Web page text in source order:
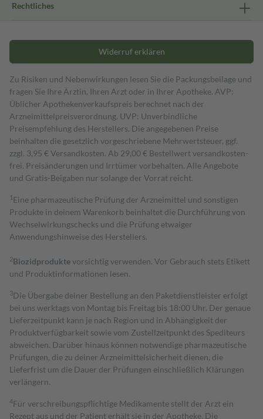
Rechtliches
Widerruf erklären
Zu Risiken und Nebenwirkungen lesen Sie die Packungsbeilage und
fragen Sie Ihre Ärztin, Ihren Arzt oder in Ihrer Apotheke. AVP:
Üblicher Apothekenverkaufspreis berechnet nach der
Arzneimittelpreisverordnung. UVP: Unverbindliche
Preisempfehlung des Herstellers. Die angegebenen Preise
beinhalten die gesetzlich vorgeschriebene Mehrwertsteuer, ggf.
zzgl. 3,95 € Versandkosten. Ab 29,00 € Bestell­wert versand­kosten­
frei. Preisänderungen und Irrtümer vorbehalten. Alle Angebote
und Gratis-Beigaben nur solange der Vorrat reicht.
1 Eine pharmazeutische Prüfung der Arzneimittel und sonstigen
Produkte in deinem Warenkorb beinhaltet die Durchführung von
Wechselwirkungschecks und die Prüfung etwaiger
Anwendungshinweise des Herstellers.
2Biozidproduktevorsichtig verwenden. Vor Gebrauch stets Etikett
und Produktinformationen lesen.
3Die Übergabe deiner Bestellung an den Paketdienstleister erfolgt
bei uns werktags von Montag bis Freitag bis 18:00 Uhr. Der genaue
Lieferzeitpunkt kann je nach Region und in Abhängigkeit der
Produktverfügbarkeit sowie vom Zustellzeitpunkt des Spediteurs
abweichen. Darüber hinaus können notwendige pharmazeutische
Prüfungen, die zu deiner Arzneimittelsicherheit dienen, die
Lieferfrist um die Dauer der Prüfungen einschließlich Klärungen
verlängern.
4Für verschreibungspflichtige Medikamente stellt der Arzt ein
Rezept aus und der Patient erhält sie in der Apotheke. Die